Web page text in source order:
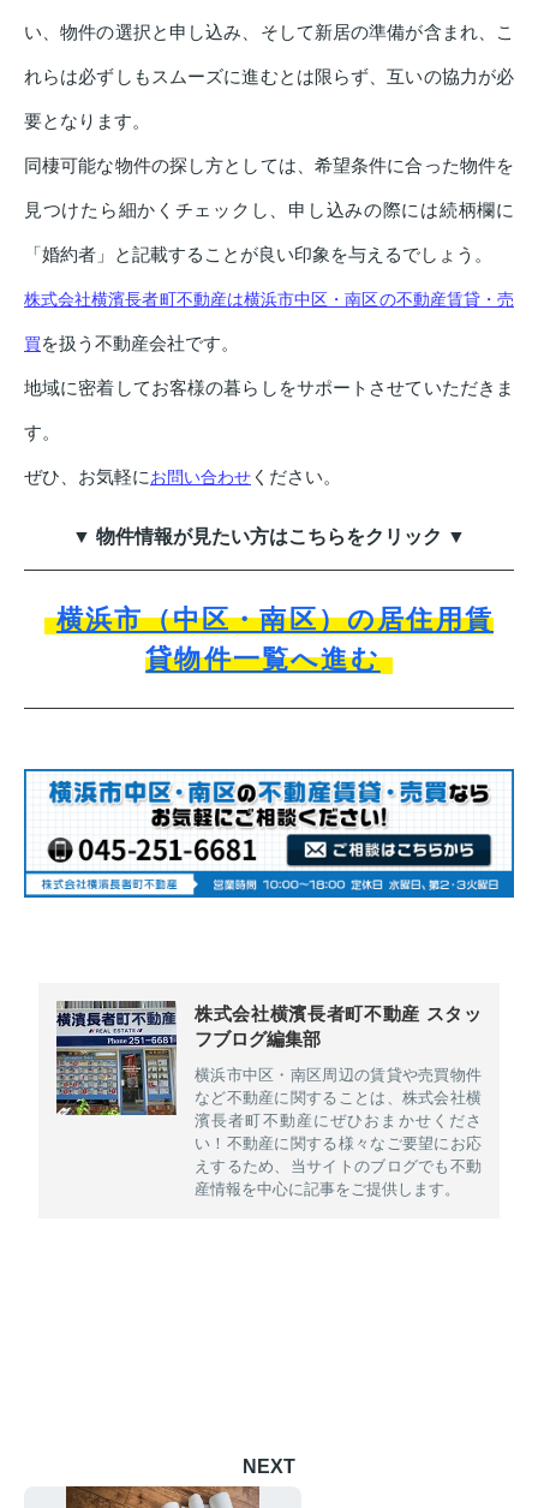
い、物件の選択と申し込み、そして新居の準備が含まれ、こ
れらは必ずしもスムーズに進むとは限らず、互いの協力が必
要となります。
同棲可能な物件の探し方としては、希望条件に合った物件を
見つけたら細かくチェックし、申し込みの際には続柄欄に
「婚約者」と記載することが良い印象を与えるでしょう。
株式会社横濱長者町不動産は横浜市中区・南区の不動産賃貸・売
買を扱う不動産会社です。
地域に密着してお客様の暮らしをサポートさせていただきま
す。
ぜひ、お気軽にお問い合わせ ください。
▼ 物件情報が見たい方はこちらをクリック ▼
横浜市（中区・南区）の居住用賃
貸物件一覧へ進む
株式会社横濱長者町不動産 スタッ
フブログ編集部
横浜市中区・南区周辺の賃貸や売買物件
など不動産に関することは、株式会社横
濱長者町不動産にぜひおまかせくださ
い！不動産に関する様々なご要望にお応
えするため、当サイトのブログでも不動
産情報を中心に記事をご提供します。
NEXT